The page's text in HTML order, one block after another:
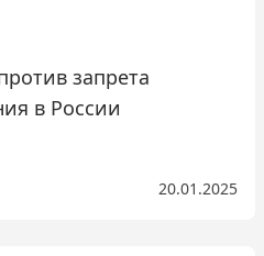
запрета
в России
20.01.2025